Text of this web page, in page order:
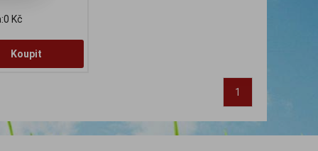
Kč
Koupit
1